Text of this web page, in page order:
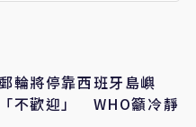
輪將停靠西班牙島嶼
不歡迎」 WHO籲冷靜